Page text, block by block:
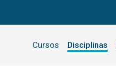
Cursos Disciplinas